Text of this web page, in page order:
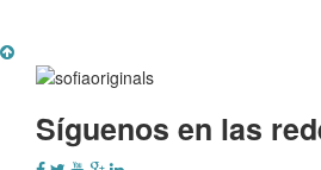
Síguenos en las